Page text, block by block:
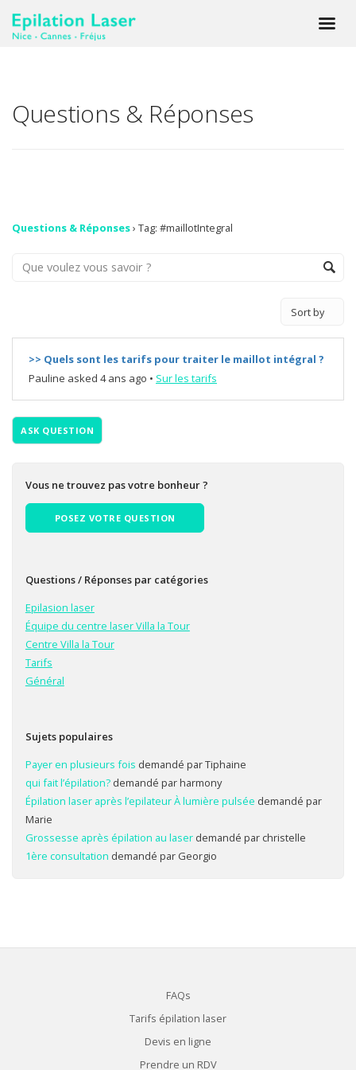
Questions & Réponses
Questions & Réponses› Tag: #maillotIntegral
>> Quels sont les tarifs pour traiter le maillot intégral ?
Pauline asked 4 ans ago • Sur les tarifs
ASK QUESTION
Vous ne trouvez pas votre bonheur ?
POSEZ VOTRE QUESTION
Questions / Réponses par catégories
Epilasion laser
Équipe du centre laser Villa la Tour
Centre Villa la Tour
Tarifs
Général
Sujets populaires
Payer en plusieurs fois demandé par Tiphaine
qui fait l’épilation?demandé par harmony
Épilation laser après l’epilateur À lumière pulsée demandé par
Marie
Grossesse après épilation au laserdemandé par christelle
1ère consultation demandé par Georgio
FAQs
Tarifs épilation laser
Devis en ligne
Prendre un RDV